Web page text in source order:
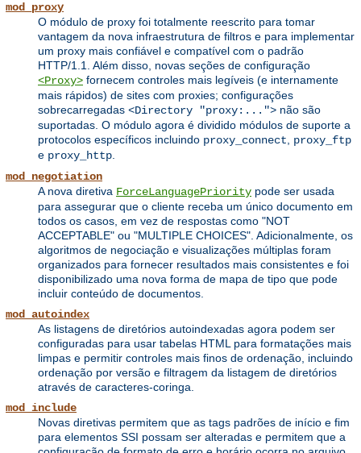
mod_proxy
O módulo de proxy foi totalmente reescrito para tomar
vantagem da nova infraestrutura de filtros e para implementar
um proxy mais confiável e compatível com o padrão
HTTP/1.1. Além disso, novas seções de configuração
<Proxy> fornecem controles mais legíveis (e internamente
mais rápidos) de sites com proxies; configurações
sobrecarregadas <Directory "proxy:..."> não são
suportadas. O módulo agora é dividido módulos de suporte a
protocolos específicos incluindo proxy_connect, proxy_ftp
e proxy_http.
mod_negotiation
A nova diretiva ForceLanguagePriority pode ser usada
para assegurar que o cliente receba um único documento em
todos os casos, em vez de respostas como "NOT
ACCEPTABLE" ou "MULTIPLE CHOICES". Adicionalmente, os
algoritmos de negociação e visualizações múltiplas foram
organizados para fornecer resultados mais consistentes e foi
disponibilizado uma nova forma de mapa de tipo que pode
incluir conteúdo de documentos.
mod_autoindex
As listagens de diretórios autoindexadas agora podem ser
configuradas para usar tabelas HTML para formatações mais
limpas e permitir controles mais finos de ordenação, incluindo
ordenação por versão e filtragem da listagem de diretórios
através de caracteres-coringa.
mod_include
Novas diretivas permitem que as tags padrões de início e fim
para elementos SSI possam ser alteradas e permitem que a